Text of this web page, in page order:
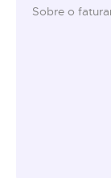
Sobre o